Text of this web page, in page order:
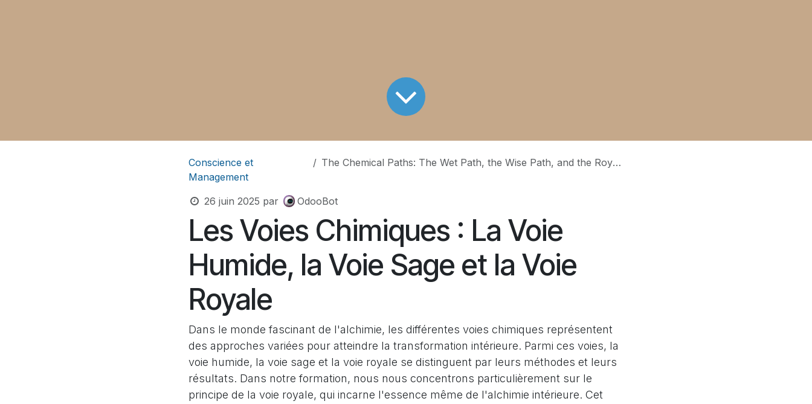
Conscience et
Management
The Chemical Paths: The Wet Path, the Wise Path, and the Royal Path
26 juin 2025 par OdooBot
Les Voies Chimiques : La Voie
Humide, la Voie Sage et la Voie
Royale
Dans le monde fascinant de l'alchimie, les différentes voies chimiques représentent
des approches variées pour atteindre la transformation intérieure. Parmi ces voies, la
voie humide, la voie sage et la voie royale se distinguent par leurs méthodes et leurs
résultats. Dans notre formation, nous nous concentrons particulièrement sur le
principe de la voie royale, qui incarne l'essence même de l'alchimie intérieure. Cet